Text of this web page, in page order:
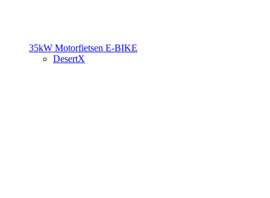
35kW Motorfietsen E-BIKE
DesertX